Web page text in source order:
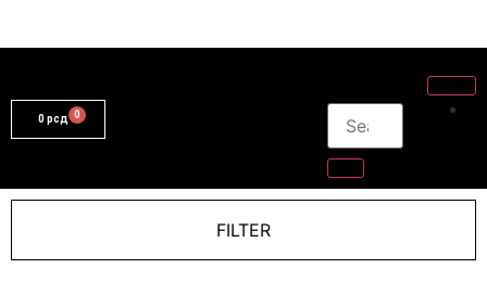
0рсд
FILTER